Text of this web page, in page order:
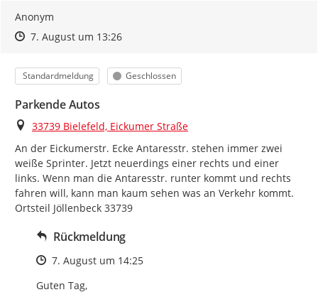
Anonym
Zeitpunkt des Erstellens
Zeitpunkt des Erstellens
7. August um 13:26Zur Äußerung
Kategorie
Standardmeldung Status
Geschlossen
Parkende Autos
Ort
33739 Bielefeld, Eickumer Straße
An der Eickumerstr. Ecke Antaresstr. stehen immer zwei
weiße Sprinter. Jetzt neuerdings einer rechts und einer
links. Wenn man die Antaresstr. runter kommt und rechts
fahren will, kann man kaum sehen was an Verkehr kommt.
Ortsteil Jöllenbeck 33739
Rückmeldung
Zeitpunkt des Erstellens
7. August um 14:25
Guten Tag,